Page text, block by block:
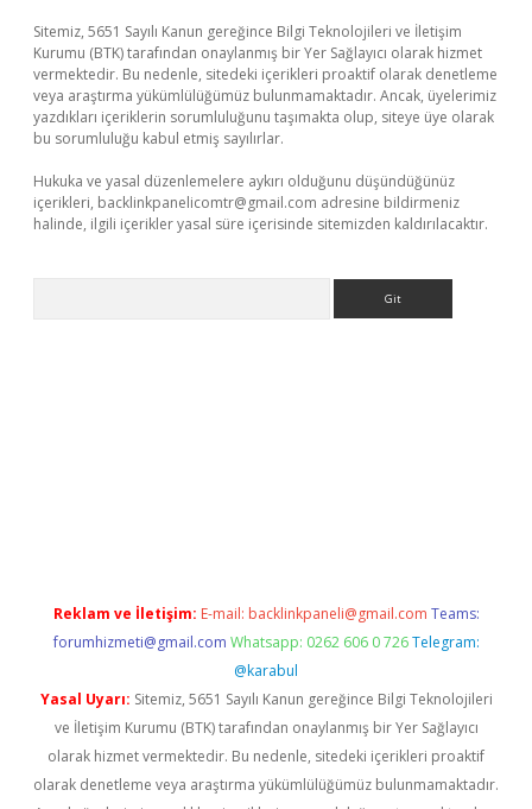
Sitemiz, 5651 Sayılı Kanun gereğince Bilgi Teknolojileri ve İletişim
Kurumu (BTK) tarafından onaylanmış bir Yer Sağlayıcı olarak hizmet
vermektedir. Bu nedenle, sitedeki içerikleri proaktif olarak denetleme
veya araştırma yükümlülüğümüz bulunmamaktadır. Ancak, üyelerimiz
yazdıkları içeriklerin sorumluluğunu taşımakta olup, siteye üye olarak
bu sorumluluğu kabul etmiş sayılırlar.
Hukuka ve yasal düzenlemelere aykırı olduğunu düşündüğünüz
içerikleri, backlinkpanelicomtr@gmail.com adresine bildirmeniz
halinde, ilgili içerikler yasal süre içerisinde sitemizden kaldırılacaktır.
Reklam ve İletişim: E-mail: backlinkpaneli@gmail.com Teams:
forumhizmeti@gmail.com Whatsapp: 0262 606 0 726 Telegram:
@karabul
Yasal Uyarı: Sitemiz, 5651 Sayılı Kanun gereğince Bilgi Teknolojileri
ve İletişim Kurumu (BTK) tarafından onaylanmış bir Yer Sağlayıcı
olarak hizmet vermektedir. Bu nedenle, sitedeki içerikleri proaktif
olarak denetleme veya araştırma yükümlülüğümüz bulunmamaktadır.